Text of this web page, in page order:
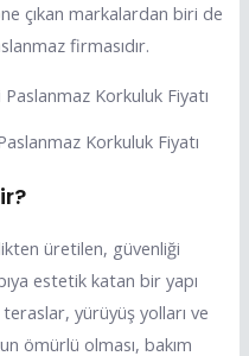
çıkan markalardan biri de
firmasıdır.
Korkuluk Fiyatı
üretilen, güvenliği
estetik katan bir yapı
yürüyüş yolları ve
ömürlü olması, bakım